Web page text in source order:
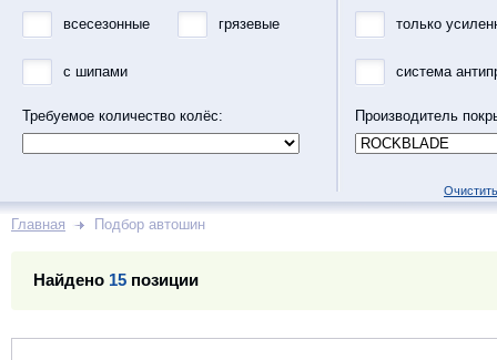
всесезонные грязевые
с шипами
Требуемое количество колёс:
только
система
Производитель
Главная Подбор автошин
Найдено 15 позиции